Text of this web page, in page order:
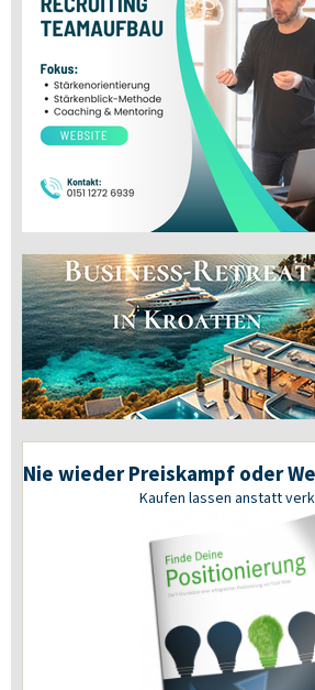
Nie wieder Preiskampf oder
Kaufen lassen anstatt